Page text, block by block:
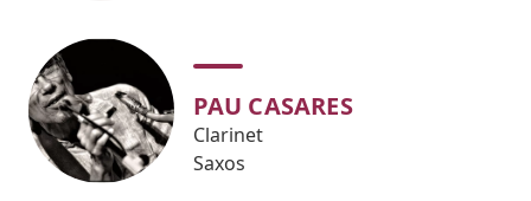
PAU CASARES
Clarinet
Saxos